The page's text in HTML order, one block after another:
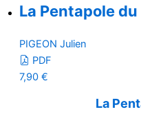
La Pentapole
PIGEON Julien
PDF
7,90 €
La